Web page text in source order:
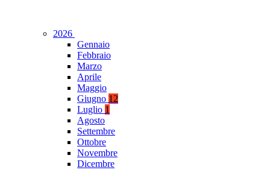
2026
Gennaio
Febbraio
Marzo
Aprile
Maggio
Giugno 12
Luglio 1
Agosto
Settembre
Ottobre
Novembre
Dicembre